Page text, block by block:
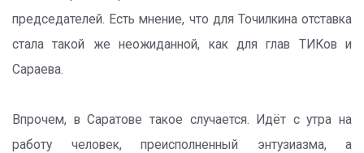
председателей. Есть мнение, что для Точилкина отставка
стала такой же неожиданной, как для глав ТИКов и
Сараева.
Впрочем, в Саратове такое случается. Идёт с утра на
работу человек, преисполненный энтузиазма, а